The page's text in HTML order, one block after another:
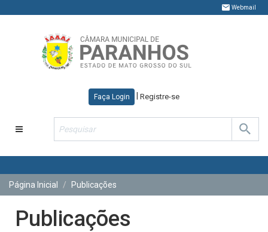
Webmail
Faça Login Registre-se
Toggle
navigation
Página Inicial Publicações
Publicações